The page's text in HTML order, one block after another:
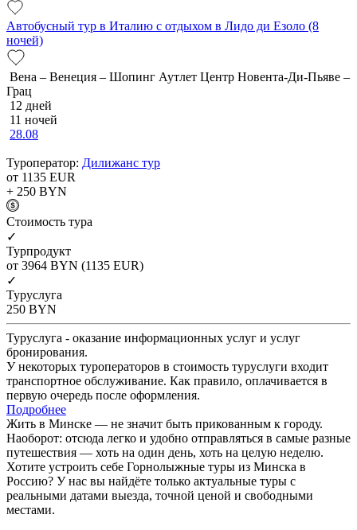
Автобусный тур в Италию с отдыхом в Лидо ди Езоло (8
ночей)
Вена – Венеция – Шопинг Аутлет Центр Новента-Ди-Пьяве –
Грац
12 дней
11 ночей
28.08
Туроператор: Дилижанс тур
от 1135 EUR
+ 250 BYN
Cтоимость тура
✓
Турпродукт
от 3964 BYN (1135 EUR)
✓
Туруслуга
250 BYN
Туруслуга - оказание информационных услуг и услуг
бронирования.
У некоторых туроператоров в стоимость туруслуги входит
транспортное обслуживание. Как правило, оплачивается в
первую очередь после оформления.
Подробнее
Жить в Минске — не значит быть прикованным к городу.
Наоборот: отсюда легко и удобно отправляться в самые разные
путешествия — хоть на один день, хоть на целую неделю.
Хотите устроить себе Горнолыжные туры из Минска в
Россию? У нас вы найдёте только актуальные туры с
реальными датами выезда, точной ценой и свободными
местами.